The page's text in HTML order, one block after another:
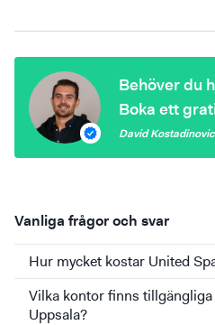
Behöver du
Boka ett
David Kostadinovic
Vanliga frågor och svar
Hur mycket kostar United
Vilka kontor finns tillgängliga
Uppsala?